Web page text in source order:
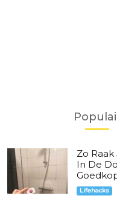
Zo
In De
Lifehacks